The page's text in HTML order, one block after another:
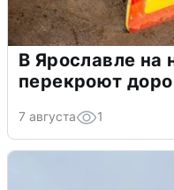
В Ярославле на
перекроют
7 августа 1